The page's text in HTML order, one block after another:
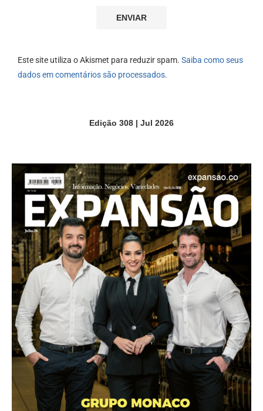
Este site utiliza o Akismet para reduzir spam. Saiba como seus
dados em comentários são processados.
Edição 308 | Jul 2026